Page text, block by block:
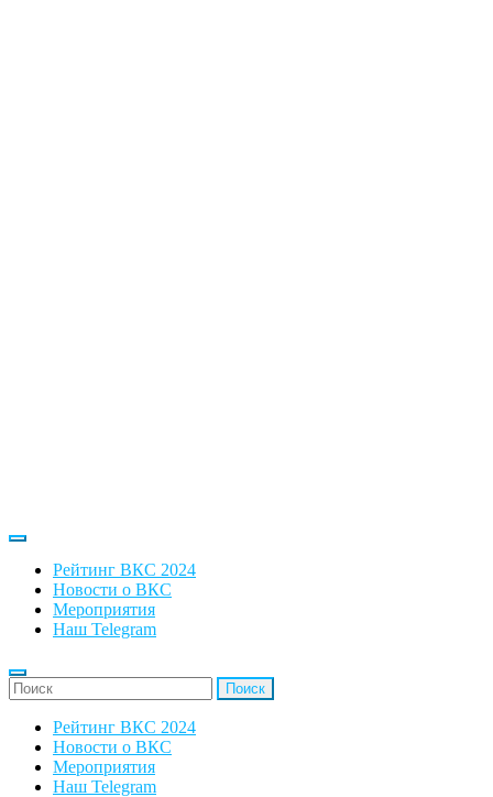
Рейтинг ВКС 2024
Новости о ВКС
Мероприятия
Наш Telegram
'Найти:
Рейтинг ВКС 2024
Новости о ВКС
Мероприятия
Наш Telegram